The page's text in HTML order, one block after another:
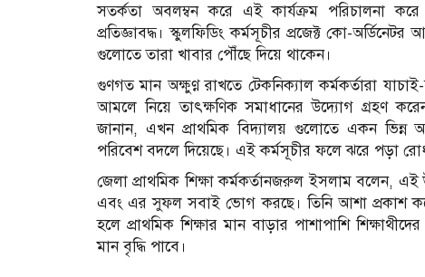
সতর্কতা অবলম্বন করে এই কার্যক্রম পরিচালনা
প্রতিজ্ঞাবদ্ধ। স্কুলফিডিং কর্মসূচীর প্রজেক্ট কো-
গুলোতে তারা খাবার পৌঁছে দিয়ে থাকেন।
গুণগত মান অক্ষুণ্ণ রাখতে টেকনিক্যাল কর্মকর্তারা
আমলে নিয়ে তাৎক্ষণিক সমাধানের উদ্যোগ গ্রহণ
জানান, এখন প্রাথমিক বিদ্যালয় গুলোতে একন ভিন্ন
পরিবেশ বদলে দিয়েছে। এই কর্মসূচীর ফলে ঝরে পড়া
জেলা প্রাথমিক শিক্ষা কর্মকর্তানজরুল ইসলাম বলেন, এই
এবং এর সুফল সবাই ভোগ করছে। তিনি আশা প্রকাশ
হলে প্রাথমিক শিক্ষার মান বাড়ার পাশাপাশি
মান বৃদ্ধি পাবে।